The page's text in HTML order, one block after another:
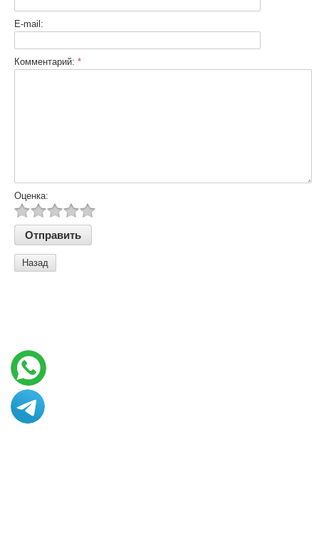
E-mail:
Комментарий: *
Оценка:
Назад